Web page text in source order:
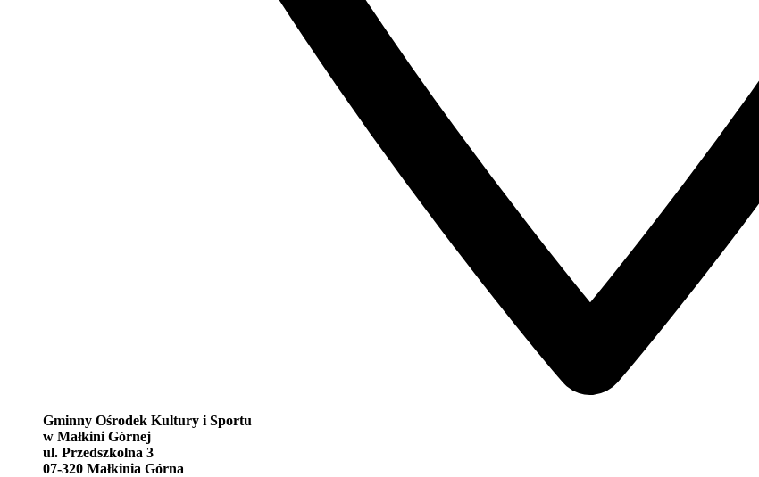
Gminny Ośrodek Kultury i Sportu
w Małkini Górnej
ul. Przedszkolna 3
07-320 Małkinia Górna